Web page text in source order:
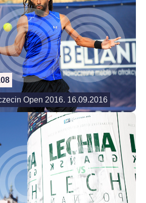
Open 2016. 16.09.2016